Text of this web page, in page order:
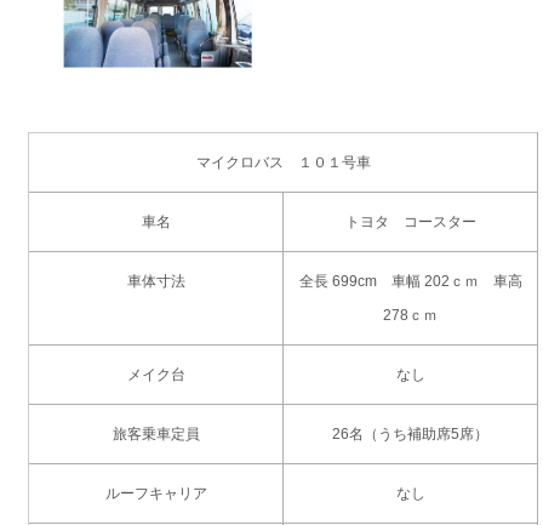
マイクロバス １０１号車
車名 トヨタ コースター
車体寸法
全長 699cm 車幅 202ｃｍ 車高
278ｃｍ
メイク台 なし
旅客乗車定員 26名（うち補助席5席）
ルーフキャリア なし